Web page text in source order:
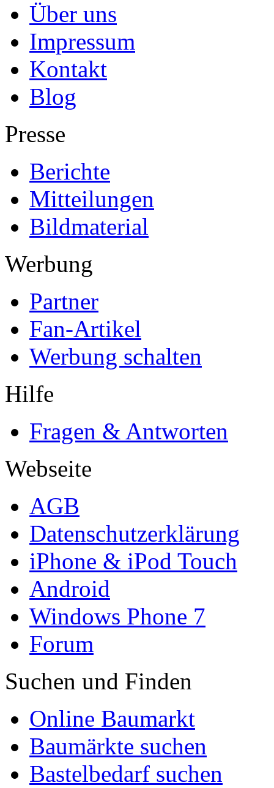
Über uns
Impressum
Kontakt
Blog
Presse
Berichte
Mitteilungen
Bildmaterial
Werbung
Partner
Fan-Artikel
Werbung schalten
Hilfe
Fragen & Antworten
Webseite
AGB
Datenschutzerklärung
iPhone & iPod Touch
Android
Windows Phone 7
Forum
Suchen und Finden
Online Baumarkt
Baumärkte suchen
Bastelbedarf suchen